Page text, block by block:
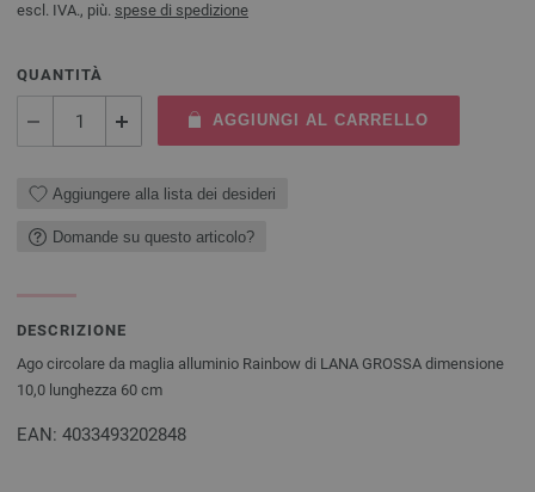
escl. IVA., più. spese di spedizione
QUANTITÀ
AGGIUNGI AL CARRELLO
Aggiungere alla lista dei desideri
Domande su questo articolo?
DESCRIZIONE
Ago circolare da maglia alluminio Rainbow di LANA GROSSA dimensione
10,0 lunghezza 60 cm
EAN: 4033493202848